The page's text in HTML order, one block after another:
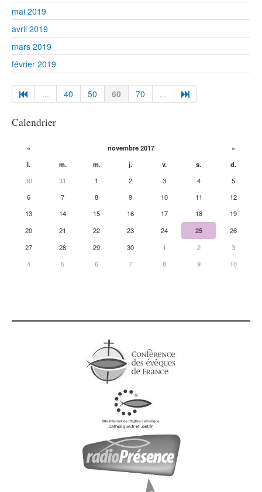
mai 2019
avril 2019
mars 2019
février 2019
... 40 50 60 70 ...
Calendrier
« novembre 2017
»
l.
m. m. j. v. s.
d.
30
31 1 2 3 4
5
6
7 8 9 10 11
12
13
14 15 16 17 18
19
20
21 22 23 24 25
26
27
28 29 30 1 2
3
4
5 6 7 8 9 10